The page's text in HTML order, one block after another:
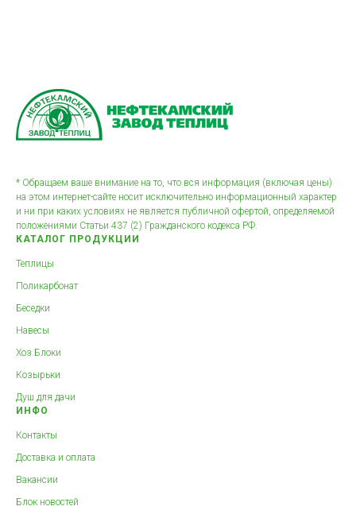
* Обращаем ваше внимание на то, что вся информация (включая цены)
на этом интернет-сайте носит исключительно информационный характер
и ни при каких условиях не является публичной офертой, определяемой
положениями Статьи 437 (2) Гражданского кодекса РФ.
КАТАЛОГ ПРОДУКЦИИ
Теплицы
Поликарбонат
Беседки
Навесы
Хоз.Блоки
Козырьки
Душ для дачи
ИНФО
Контакты
Доставка и оплата
Вакансии
Блок новостей